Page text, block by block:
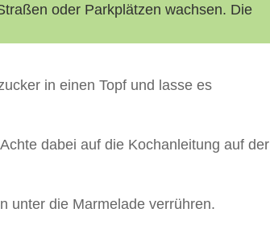
oder Parkplätzen wachsen. Die
in einen Topf und lasse es
dabei auf die Kochanleitung auf der
unter die Marmelade verrühren.